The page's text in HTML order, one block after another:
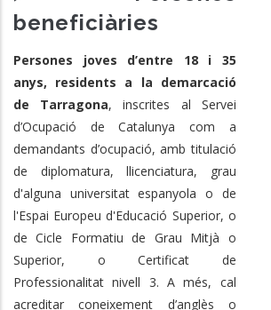
beneficiàries
Persones joves d’entre 18 i 35
anys, residents a la demarcació
de Tarragona, inscrites al Servei
d’Ocupació de Catalunya com a
demandants d’ocupació, amb titulació
de diplomatura, llicenciatura, grau
d'alguna universitat espanyola o de
l'Espai Europeu d'Educació Superior, o
de Cicle Formatiu de Grau Mitjà o
Superior, o Certificat de
Professionalitat nivell 3. A més, cal
acreditar coneixement d’anglès o